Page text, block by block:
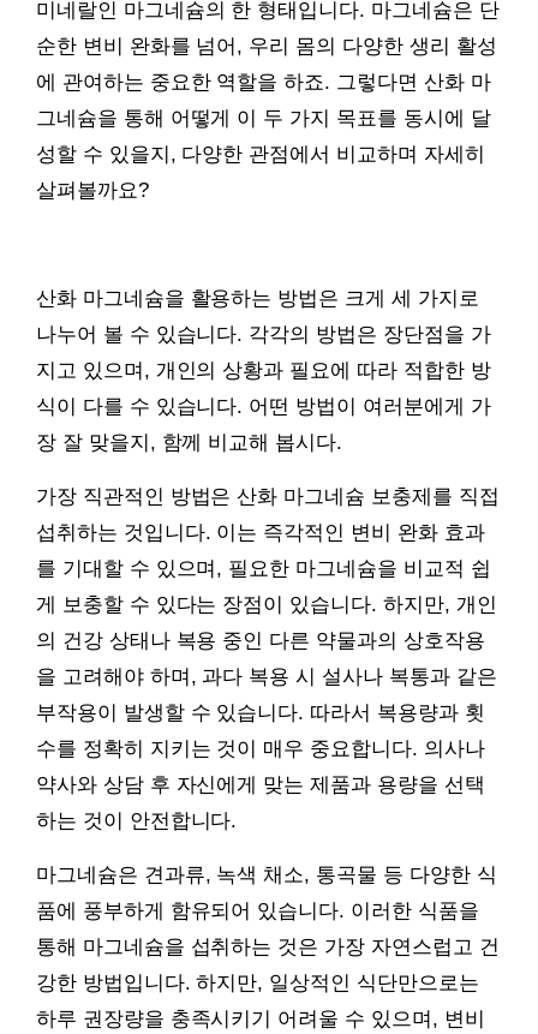
미네랄인 마그네슘의 한 형태입니다. 마그네슘은 단
순한 변비 완화를 넘어, 우리 몸의 다양한 생리 활성
에 관여하는 중요한 역할을 하죠. 그렇다면 산화 마
그네슘을 통해 어떻게 이 두 가지 목표를 동시에 달
성할 수 있을지, 다양한 관점에서 비교하며 자세히
살펴볼까요?
산화 마그네슘을 활용하는 방법은 크게 세 가지로
나누어 볼 수 있습니다. 각각의 방법은 장단점을 가
지고 있으며, 개인의 상황과 필요에 따라 적합한 방
식이 다를 수 있습니다. 어떤 방법이 여러분에게 가
장 잘 맞을지, 함께 비교해 봅시다.
가장 직관적인 방법은 산화 마그네슘 보충제를 직접
섭취하는 것입니다. 이는 즉각적인 변비 완화 효과
를 기대할 수 있으며, 필요한 마그네슘을 비교적 쉽
게 보충할 수 있다는 장점이 있습니다. 하지만, 개인
의 건강 상태나 복용 중인 다른 약물과의 상호작용
을 고려해야 하며, 과다 복용 시 설사나 복통과 같은
부작용이 발생할 수 있습니다. 따라서 복용량과 횟
수를 정확히 지키는 것이 매우 중요합니다. 의사나
약사와 상담 후 자신에게 맞는 제품과 용량을 선택
하는 것이 안전합니다.
마그네슘은 견과류, 녹색 채소, 통곡물 등 다양한 식
품에 풍부하게 함유되어 있습니다. 이러한 식품을
통해 마그네슘을 섭취하는 것은 가장 자연스럽고 건
강한 방법입니다. 하지만, 일상적인 식단만으로는
하루 권장량을 충족시키기 어려울 수 있으며, 변비